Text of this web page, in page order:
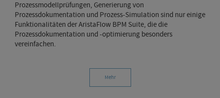
Prozessmodellprüfungen, Generierung von
Prozessdokumentation und Prozess-Simulation sind nur einige
Funktionalitäten der AristaFlow BPM Suite, die die
Prozessdokumentation und -optimierung besonders
vereinfachen.
Mehr